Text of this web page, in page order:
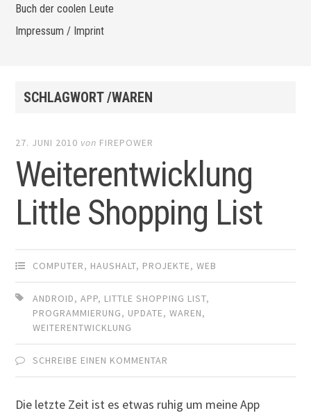
Buch der coolen Leute
Impressum / Imprint
SCHLAGWORT /WAREN
27. JUNI 2010 von FIREPOWER
Weiterentwicklung
Little Shopping List
COMPUTER, HAUSHALT, PROJEKTE,WEB
ANDROID,APP, LITTLE SHOPPING LIST,
PROGRAMMIERUNG, UPDATE,WAREN,
WEITERENTWICKLUNG
SCHREIBE EINEN KOMMENTAR
Die letzte Zeit ist es etwas ruhig um meine App